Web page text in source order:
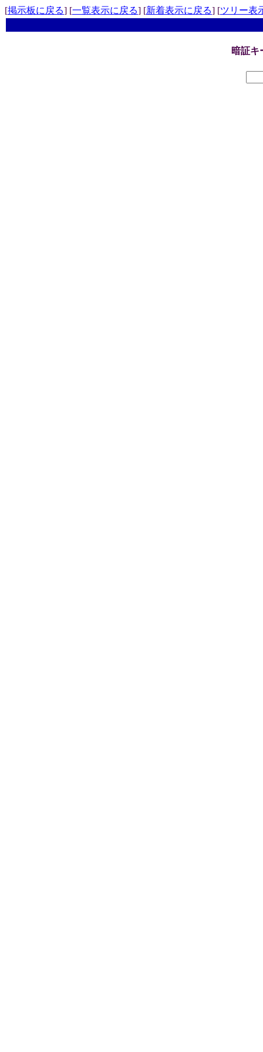
[掲示板に戻る] [一覧表示に戻る] [新着表示に戻る] [ツリー表
暗証キ